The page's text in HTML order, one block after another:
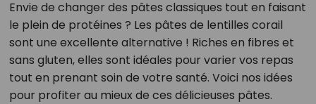
Envie de changer des pâtes classiques tout en faisant
le plein de protéines ? Les pâtes de lentilles corail
sont une excellente alternative ! Riches en fibres et
sans gluten, elles sont idéales pour varier vos repas
tout en prenant soin de votre santé. Voici nos idées
pour profiter au mieux de ces délicieuses pâtes.